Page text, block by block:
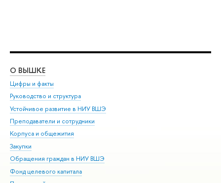
О ВЫШКЕ
Цифры и факты
Руководство и структура
Устойчивое развитие в НИУ ВШЭ
Преподаватели и сотрудники
Корпуса и общежития
Закупки
Обращения граждан в НИУ ВШЭ
Фонд целевого капитала